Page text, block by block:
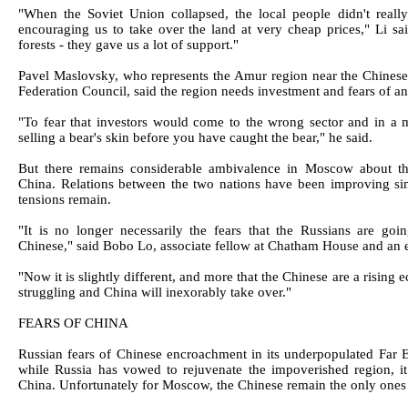
"When the Soviet Union collapsed, the local people didn't
encouraging us to take over the land at very cheap prices," Li
forests - they gave us a lot of support."
Pavel Maslovsky, who represents the Amur region near the
Federation Council, said the region needs investment and fears of
"To fear that investors would come to the wrong sector and in
selling a bear's skin before you have caught the bear," he said.
But there remains considerable ambivalence in Moscow about
China. Relations between the two nations have been improving
tensions remain.
"It is no longer necessarily the fears that the Russians are
Chinese," said Bobo Lo, associate fellow at Chatham House and an
"Now it is slightly different, and more that the Chinese are a rising
struggling and China will inexorably take over."
FEARS OF CHINA
Russian fears of Chinese encroachment in its underpopulated Far
while Russia has vowed to rejuvenate the impoverished
China. Unfortunately for Moscow, the Chinese remain the only